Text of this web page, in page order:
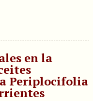
en la
Periplocifolia